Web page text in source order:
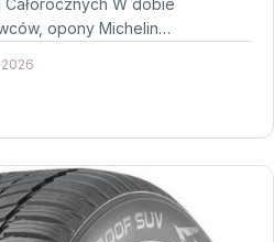
W dobie
opony Michelin